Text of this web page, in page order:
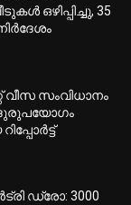
ഒഴിപ്പിച്ചു, 35
വീസ സംവിധാനം
ഡ്രോ: 3000